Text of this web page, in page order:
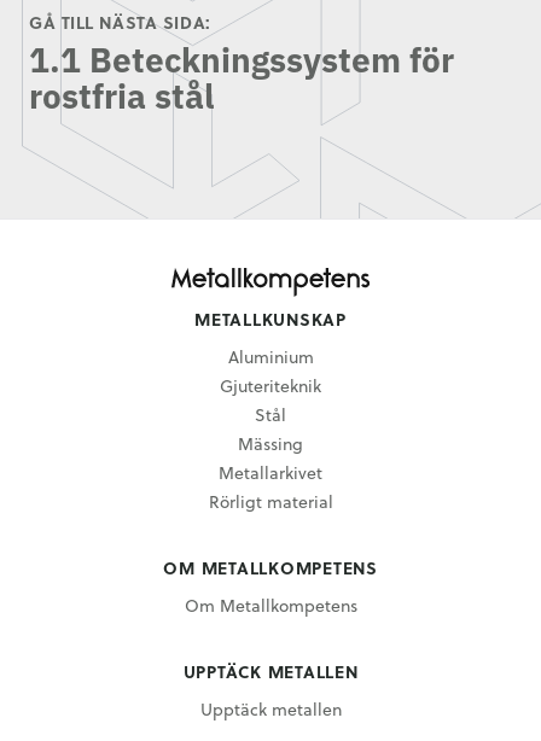
GÅ TILL NÄSTA SIDA:
1.1 Beteckningssystem för
rostfria stål
METALLKUNSKAP
Aluminium
Gjuteriteknik
Stål
Mässing
Metallarkivet
Rörligt material
OM METALLKOMPETENS
Om Metallkompetens
UPPTÄCK METALLEN
Upptäck metallen